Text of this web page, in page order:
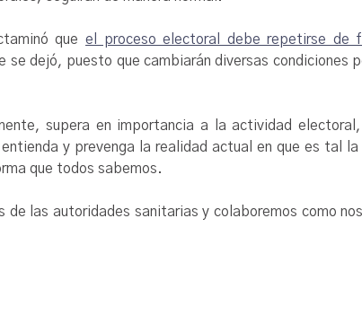
queel proceso electoral debe repetirse de
dejó, puesto que cambiarán diversas condiciones
supera en importancia a la actividad
y prevenga la realidad actual en que es tal la
que todos sabemos.
las autoridades sanitarias y colaboremos como